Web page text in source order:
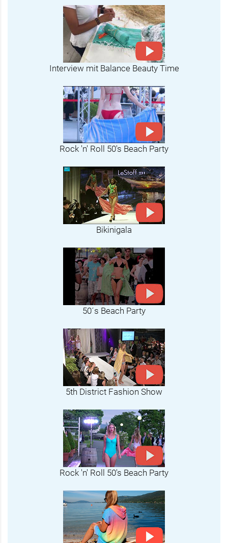
Interview mit Balance Beauty Time
Rock 'n' Roll 50's Beach Party
Bikinigala
50´s Beach Party
5th District Fashion Show
Rock 'n' Roll 50's Beach Party